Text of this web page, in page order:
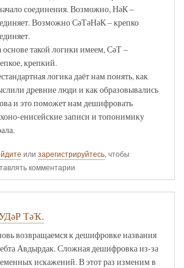
соединения. Возможно, НәК –
Возможно СәТәНәК – крепко
основе такой логики имеем, СәТ –
крепкий.
логика даёт нам понять, как
древние люди и как образовывались
и это поможет нам дешифровать
енисейские записи и топонимику
или зарегистрируйтесь, чтобы
комментарии
ТәҠ.
возвращаемся к дешифровке названия
Авдырдак. Сложная дешифровка из-за
искажений. В этот раз изменим в